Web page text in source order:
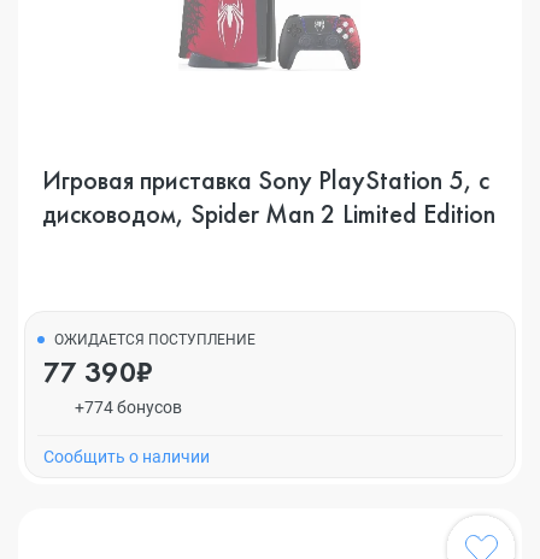
Игровая приставка Sony PlayStation 5, с
дисководом, Spider Man 2 Limited Edition
ОЖИДАЕТСЯ ПОСТУПЛЕНИЕ
77 390₽
+774 бонусов
Cообщить о наличии